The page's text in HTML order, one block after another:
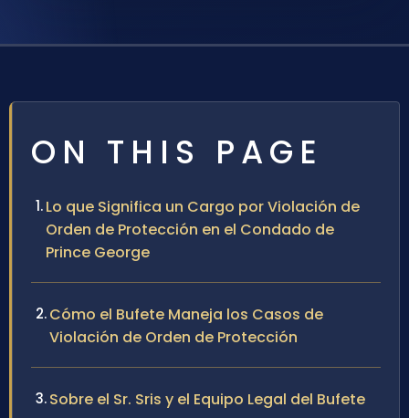
ON THIS PAGE
Lo que Significa un Cargo por Violación de
Orden de Protección en el Condado de
Prince George
Cómo el Bufete Maneja los Casos de
Violación de Orden de Protección
Sobre el Sr. Sris y el Equipo Legal del Bufete